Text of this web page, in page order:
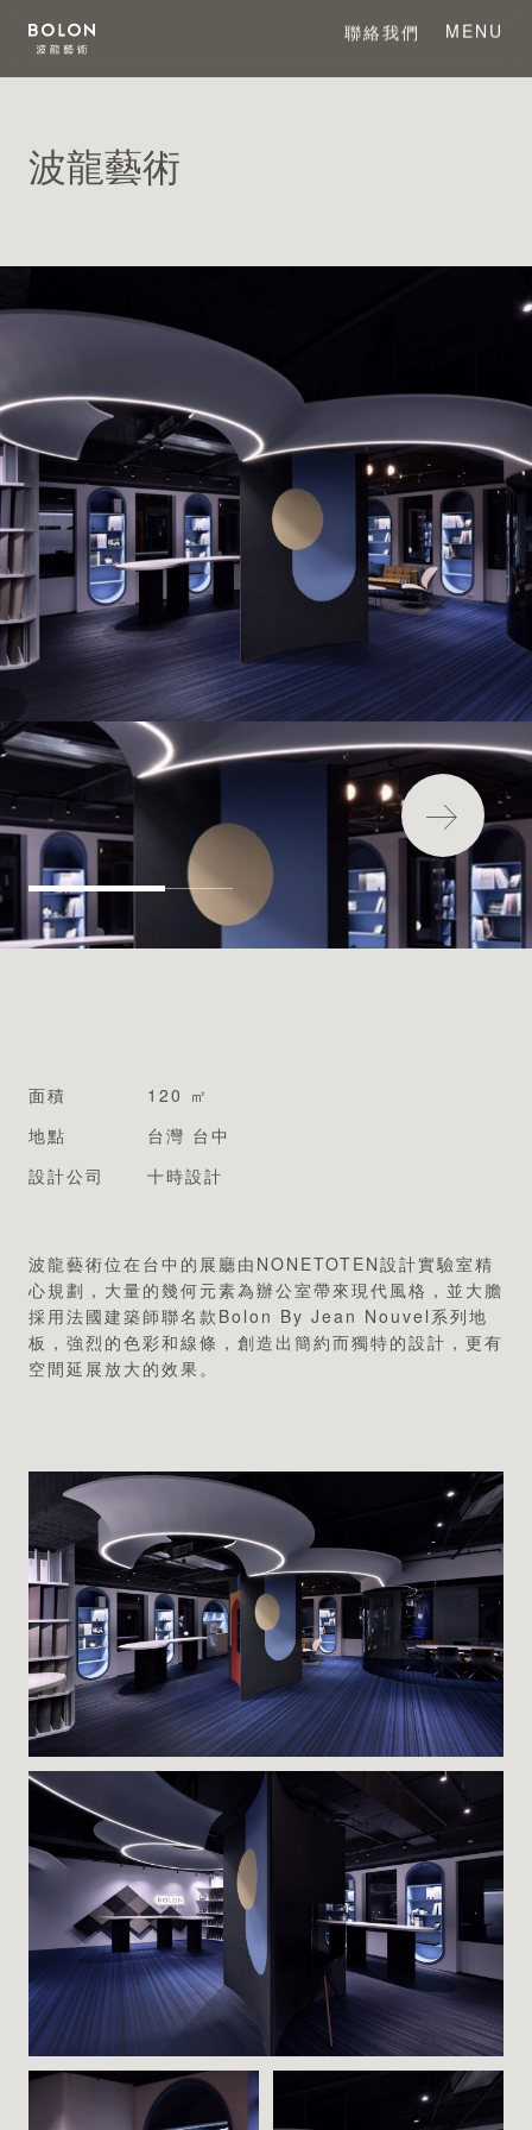
聯絡我們 MENU
項目案例
最新消息
安裝
維護
FAQ
下載中心
波龍藝術
面積
120 ㎡
地點
台灣 台中
設計公司
波龍藝術位在台中的展廳由NONETOTEN設計實驗室精
心規劃，大量的幾何元素為辦公室帶來現代風格，並大膽
採用法國建築師聯名款Bolon By Jean Nouvel系列地
板，強烈的色彩和線條，創造出簡約而獨特的設計，更有
空間延展放大的效果。